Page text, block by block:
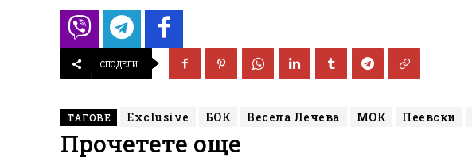
СПОДЕЛИ
ТАГОВЕ Exclusive БОК Весела Лечева МОК Пеевски
Прочетете още